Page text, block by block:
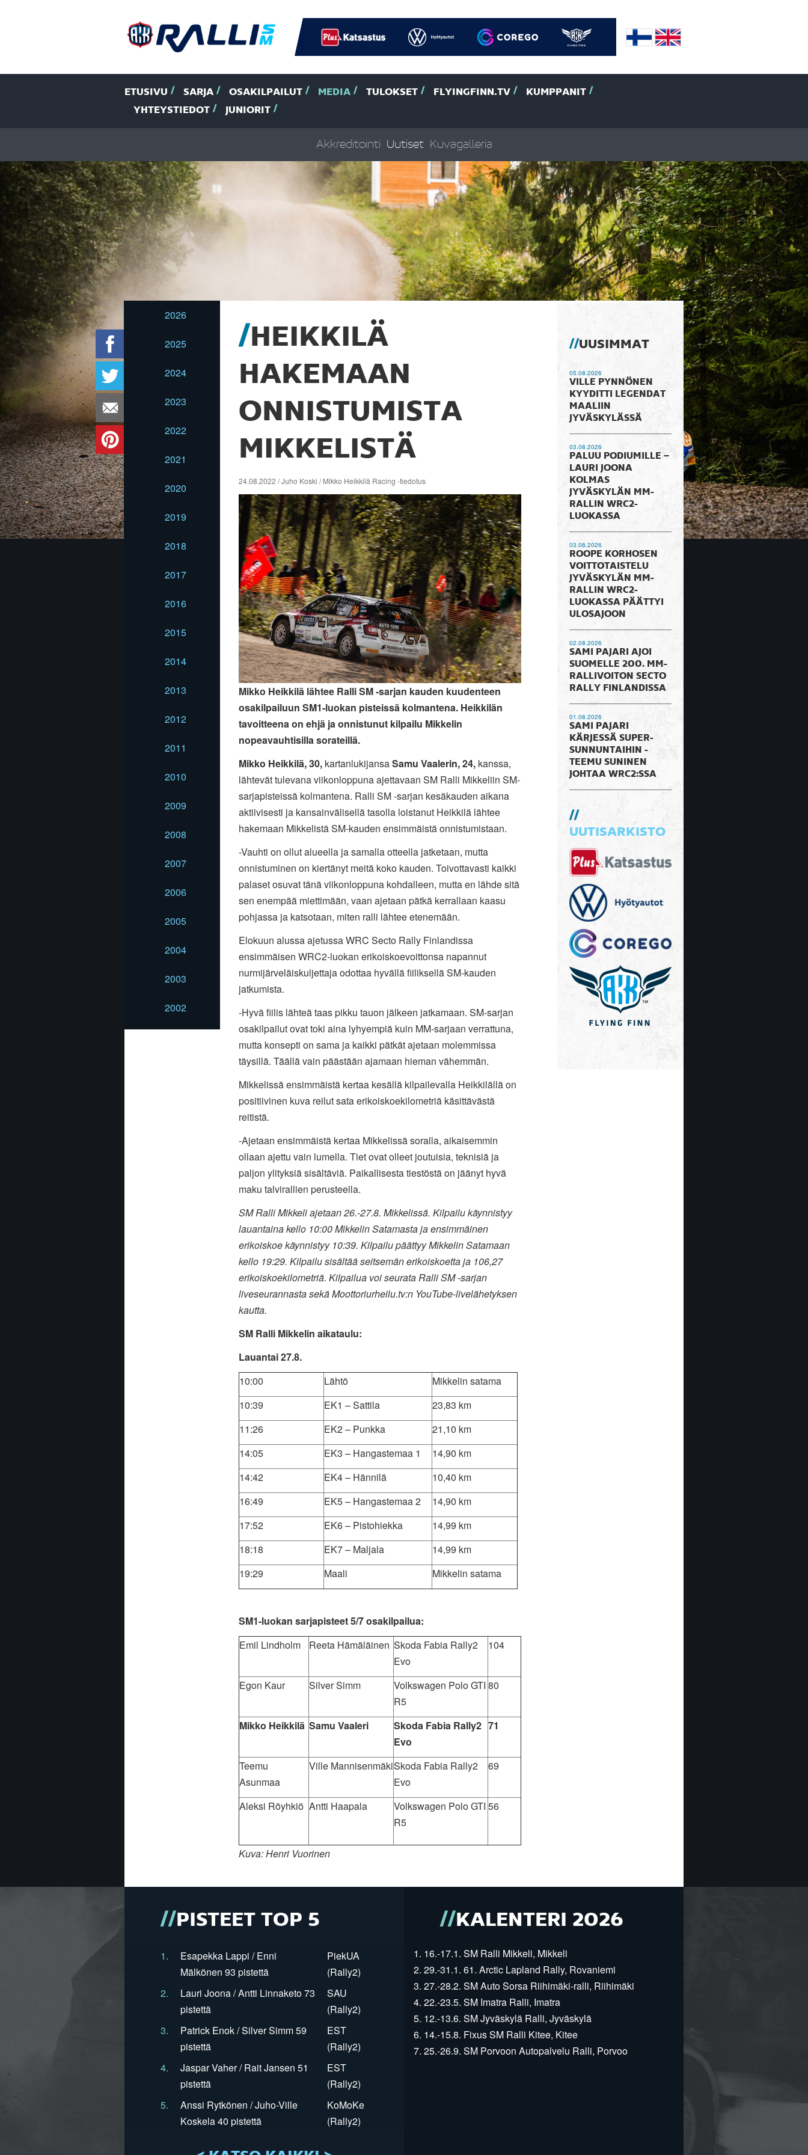
ETUSIVU SARJA OSAKILPAILUT MEDIA TULOKSET FLYINGFINN.TV
KUMPPANIT
YHTEYSTIEDOT
JUNIORIT
Akkreditointi Uutiset Kuvagalleria
2026
2025
2024
2023
2022
2021
2020
2019
2018
2017
2016
2015
2014
2013
2012
2011
2010
2009
2008
2007
2006
2005
2004
2003
2002
HEIKKILÄ
HAKEMAAN
ONNISTUMISTA
MIKKELISTÄ
24.08.2022 / Juho Koski / Mikko Heikkilä Racing -tiedotus
Mikko Heikkilä lähtee Ralli SM -sarjan kauden kuudenteen
osakilpailuun SM1-luokan pisteissä kolmantena. Heikkilän
tavoitteena on ehjä ja onnistunut kilpailu Mikkelin
nopeavauhtisilla sorateillä.
Mikko Heikkilä, 30,kartanlukijansaSamu Vaalerin, 24,kanssa,
lähtevät tulevana viikonloppuna ajettavaan SM Ralli Mikkeliin SM-
sarjapisteissä kolmantena. Ralli SM -sarjan kesäkauden aikana
aktiivisesti ja kansainvälisellä tasolla loistanut Heikkilä lähtee
hakemaan Mikkelistä SM-kauden ensimmäistä onnistumistaan.
-Vauhti on ollut alueella ja samalla otteella jatketaan, mutta
onnistuminen on kiertänyt meitä koko kauden. Toivottavasti kaikki
palaset osuvat tänä viikonloppuna kohdalleen, mutta en lähde sitä
sen enempää miettimään, vaan ajetaan pätkä kerrallaan kaasu
pohjassa ja katsotaan, miten ralli lähtee etenemään.
Elokuun alussa ajetussa WRC Secto Rally Finlandissa
ensimmäisen WRC2-luokan erikoiskoevoittonsa napannut
nurmijärveläiskuljettaja odottaa hyvällä fiiliksellä SM-kauden
jatkumista.
-Hyvä fiilis lähteä taas pikku tauon jälkeen jatkamaan. SM-sarjan
osakilpailut ovat toki aina lyhyempiä kuin MM-sarjaan verrattuna,
mutta konsepti on sama ja kaikki pätkät ajetaan molemmissa
täysillä. Täällä vain päästään ajamaan hieman vähemmän.
Mikkelissä ensimmäistä kertaa kesällä kilpailevalla Heikkilällä on
positiivinen kuva reilut sata erikoiskoekilometriä käsittävästä
reitistä.
-Ajetaan ensimmäistä kertaa Mikkelissä soralla, aikaisemmin
ollaan ajettu vain lumella. Tiet ovat olleet joutuisia, teknisiä ja
paljon ylityksiä sisältäviä. Paikallisesta tiestöstä on jäänyt hyvä
maku talvirallien perusteella.
SM Ralli Mikkeli ajetaan 26.-27.8. Mikkelissä. Kilpailu käynnistyy
lauantaina kello 10:00 Mikkelin Satamasta ja ensimmäinen
erikoiskoe käynnistyy 10:39. Kilpailu päättyy Mikkelin Satamaan
kello 19:29. Kilpailu sisältää seitsemän erikoiskoetta ja 106,27
erikoiskoekilometriä. Kilpailua voi seurata Ralli SM -sarjan
liveseurannasta sekä Moottoriurheilu.tv:n YouTube-livelähetyksen
kautta.
SM Ralli Mikkelin aikataulu:
Lauantai 27.8.
10:00
Lähtö
Mikkelin satama
10:39
EK1 – Sattila
23,83 km
11:26
EK2 – Punkka
21,10 km
14:05
EK3 – Hangastemaa 1
14,90 km
14:42
EK4 – Hännilä
10,40 km
16:49
EK5 – Hangastemaa 2
14,90 km
17:52
EK6 – Pistohiekka
14,99 km
18:18
EK7 – Maljala
14,99 km
19:29
Maali Mikkelin satama
SM1-luokan sarjapisteet 5/7 osakilpailua:
Emil Lindholm
Reeta Hämäläinen Skoda Fabia Rally2
Evo
104
Egon Kaur Silver Simm
Volkswagen Polo GTI
R5
80
Mikko Heikkilä Samu Vaaleri
Skoda Fabia Rally2
Evo
71
Teemu
Asunmaa
Ville MannisenmäkiSkoda Fabia Rally2
Evo
69
Aleksi Röyhkiö Antti Haapala
Volkswagen Polo GTI
R5
56
Kuva: Henri Vuorinen
UUSIMMAT
05.08.2026
VILLE PYNNÖNEN
KYYDITTI LEGENDAT
MAALIIN
JYVÄSKYLÄSSÄ
03.08.2026
PALUU PODIUMILLE –
LAURI JOONA
KOLMAS
JYVÄSKYLÄN MM-
RALLIN WRC2-
LUOKASSA
03.08.2026
ROOPE KORHOSEN
VOITTOTAISTELU
JYVÄSKYLÄN MM-
RALLIN WRC2-
LUOKASSA PÄÄTTYI
ULOSAJOON
02.08.2026
SAMI PAJARI AJOI
SUOMELLE 200. MM-
RALLIVOITON SECTO
RALLY FINLANDISSA
01.08.2026
SAMI PAJARI
KÄRJESSÄ SUPER-
SUNNUNTAIHIN -
TEEMU SUNINEN
JOHTAA WRC2:SSA
UUTISARKISTO
PISTEET TOP 5
1.
Esapekka Lappi / Enni
Mälkönen 93 pistettä
PiekUA
(Rally2)
2.
Lauri Joona / Antti Linnaketo 73
pistettä
SAU
(Rally2)
3.
Patrick Enok / Silver Simm 59
pistettä
EST
(Rally2)
4.
Jaspar Vaher / Rait Jansen 51
pistettä
EST
(Rally2)
5.
Anssi Rytkönen / Juho-Ville
Koskela 40 pistettä
KoMoKe
(Rally2)
KALENTERI 2026
1. 16.-17.1. SM Ralli Mikkeli, Mikkeli
2. 29.-31.1. 61. Arctic Lapland Rally, Rovaniemi
3. 27.-28.2. SM Auto Sorsa Riihimäki-ralli, Riihimäki
4. 22.-23.5. SM Imatra Ralli, Imatra
5. 12.-13.6. SM Jyväskylä Ralli, Jyväskylä
6. 14.-15.8. Fixus SM Ralli Kitee, Kitee
7. 25.-26.9. SM Porvoon Autopalvelu Ralli, Porvoo